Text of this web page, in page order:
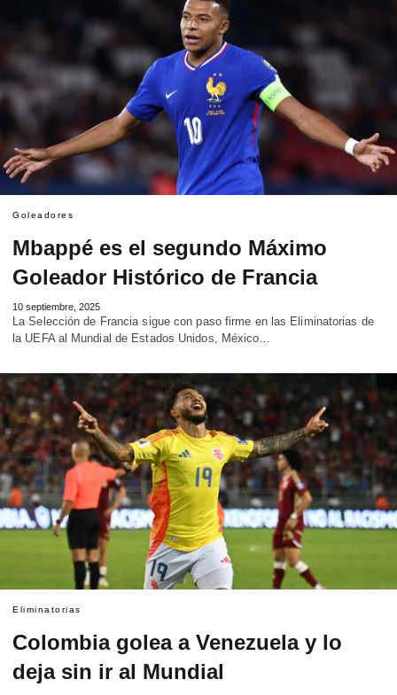
Goleadores
Mbappé es el segundo Máximo
Goleador Histórico de Francia
10 septiembre, 2025
La Selección de Francia sigue con paso firme en las Eliminatorias de
la UEFA al Mundial de Estados Unidos, México…
Eliminatorias
Colombia golea a Venezuela y lo
deja sin ir al Mundial